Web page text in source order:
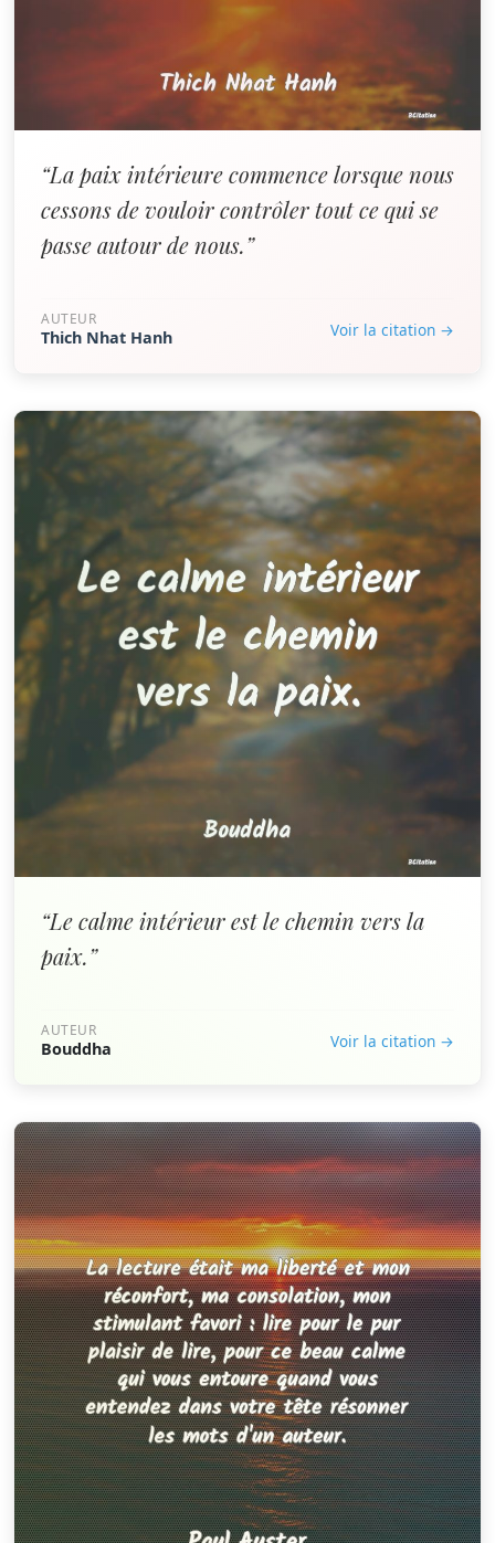
“La paix intérieure commence lorsque nous
cessons de vouloir contrôler tout ce qui se
passe autour de nous.”
AUTEUR
Thich Nhat Hanh Voir la citation →
“Le calme intérieur est le chemin vers la
paix.”
AUTEUR
Bouddha Voir la citation →